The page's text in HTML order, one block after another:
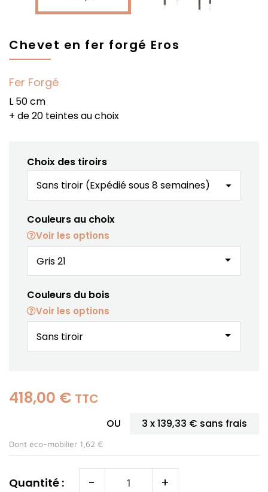
Chevet en fer forgé Eros
Fer Forgé
L 50 cm
+ de 20 teintes au choix
Choix des tiroirs
Couleurs au choix
Voir les options
arrow_drop_down
Couleurs du bois
Voir les options
arrow_drop_down
418,00 € TTC
OU 3 x139,33 € sans frais
Dont éco-mobilier 1,62 €
Quantité : - +